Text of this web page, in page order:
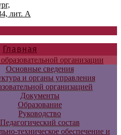
лит. А
Главная
организации
Основные сведения
и органы управления
организацией
Документы
Образование
Руководство
Педагогический состав
техническое обеспечение и